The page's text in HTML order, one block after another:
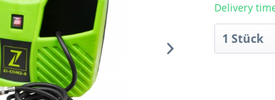
Delivery